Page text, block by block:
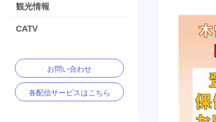
観光情報
CATV
お問い合わせ
各配信サービスはこちら